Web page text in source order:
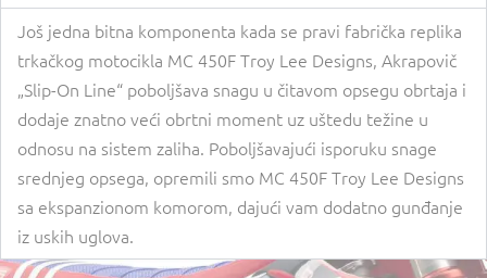
Još jedna bitna komponenta kada se pravi fabrička replika
trkačkog motocikla MC 450F Troy Lee Designs, Akrapovič
„Slip-On Line“ poboljšava snagu u čitavom opsegu obrtaja i
dodaje znatno veći obrtni moment uz uštedu težine u
odnosu na sistem zaliha. Poboljšavajući isporuku snage
srednjeg opsega, opremili smo MC 450F Troy Lee Designs
sa ekspanzionom komorom, dajući vam dodatno gunđanje
iz uskih uglova.